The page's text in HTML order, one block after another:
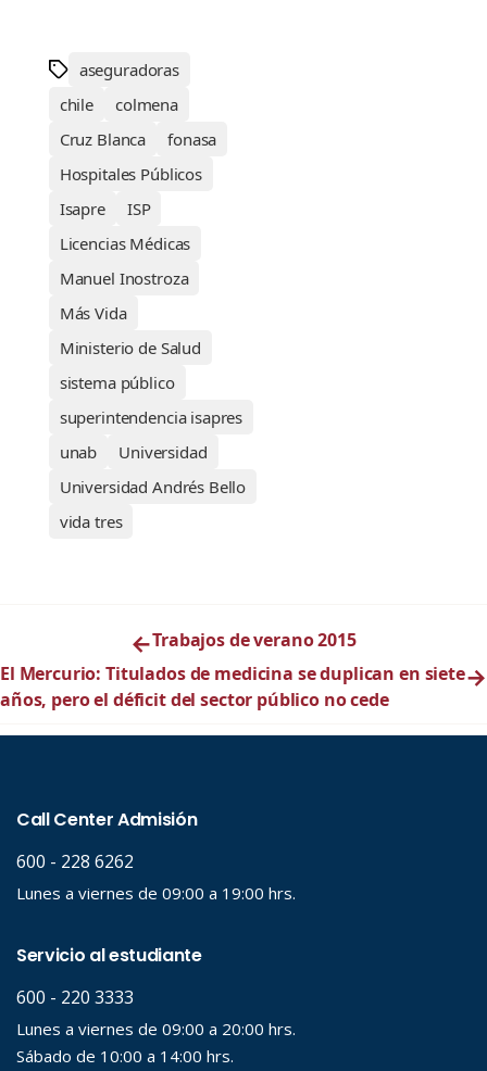
aseguradoras
chile
colmena
Cruz Blanca
fonasa
Hospitales Públicos
Isapre
ISP
Licencias Médicas
Manuel Inostroza
Más Vida
Ministerio de Salud
sistema público
superintendencia isapres
unab
Universidad
Universidad Andrés Bello
vida tres
←Trabajos de verano 2015
El Mercurio: Titulados de medicina se duplican en siete
años, pero el déficit del sector público no cede
→